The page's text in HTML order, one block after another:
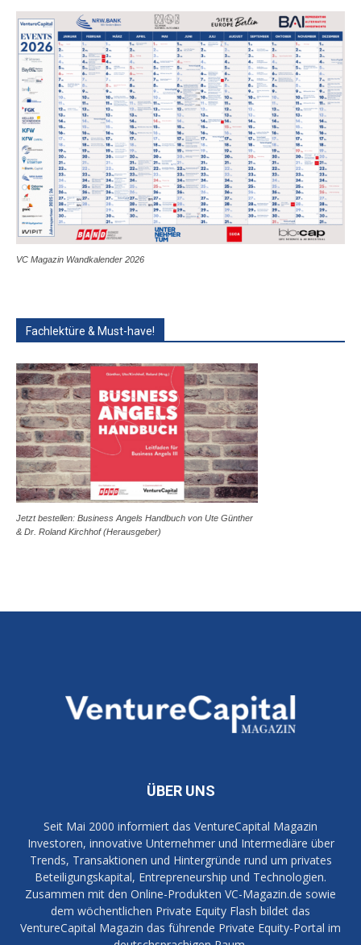
VC Magazin Wandkalender 2026
Fachlektüre & Must-have!
Jetzt bestellen: Business Angels Handbuch von Ute Günther
& Dr. Roland Kirchhof (Herausgeber)
ÜBER UNS
Seit Mai 2000 informiert das VentureCapital Magazin
Investoren, innovative Unternehmer und Intermediäre über
Trends, Transaktionen und Hintergründe rund um privates
Beteiligungskapital, Entrepreneurship und Technologien.
Zusammen mit den Online-Produkten VC-Magazin.de sowie
dem wöchentlichen Private Equity Flash bildet das
VentureCapital Magazin das führende Private Equity-Portal im